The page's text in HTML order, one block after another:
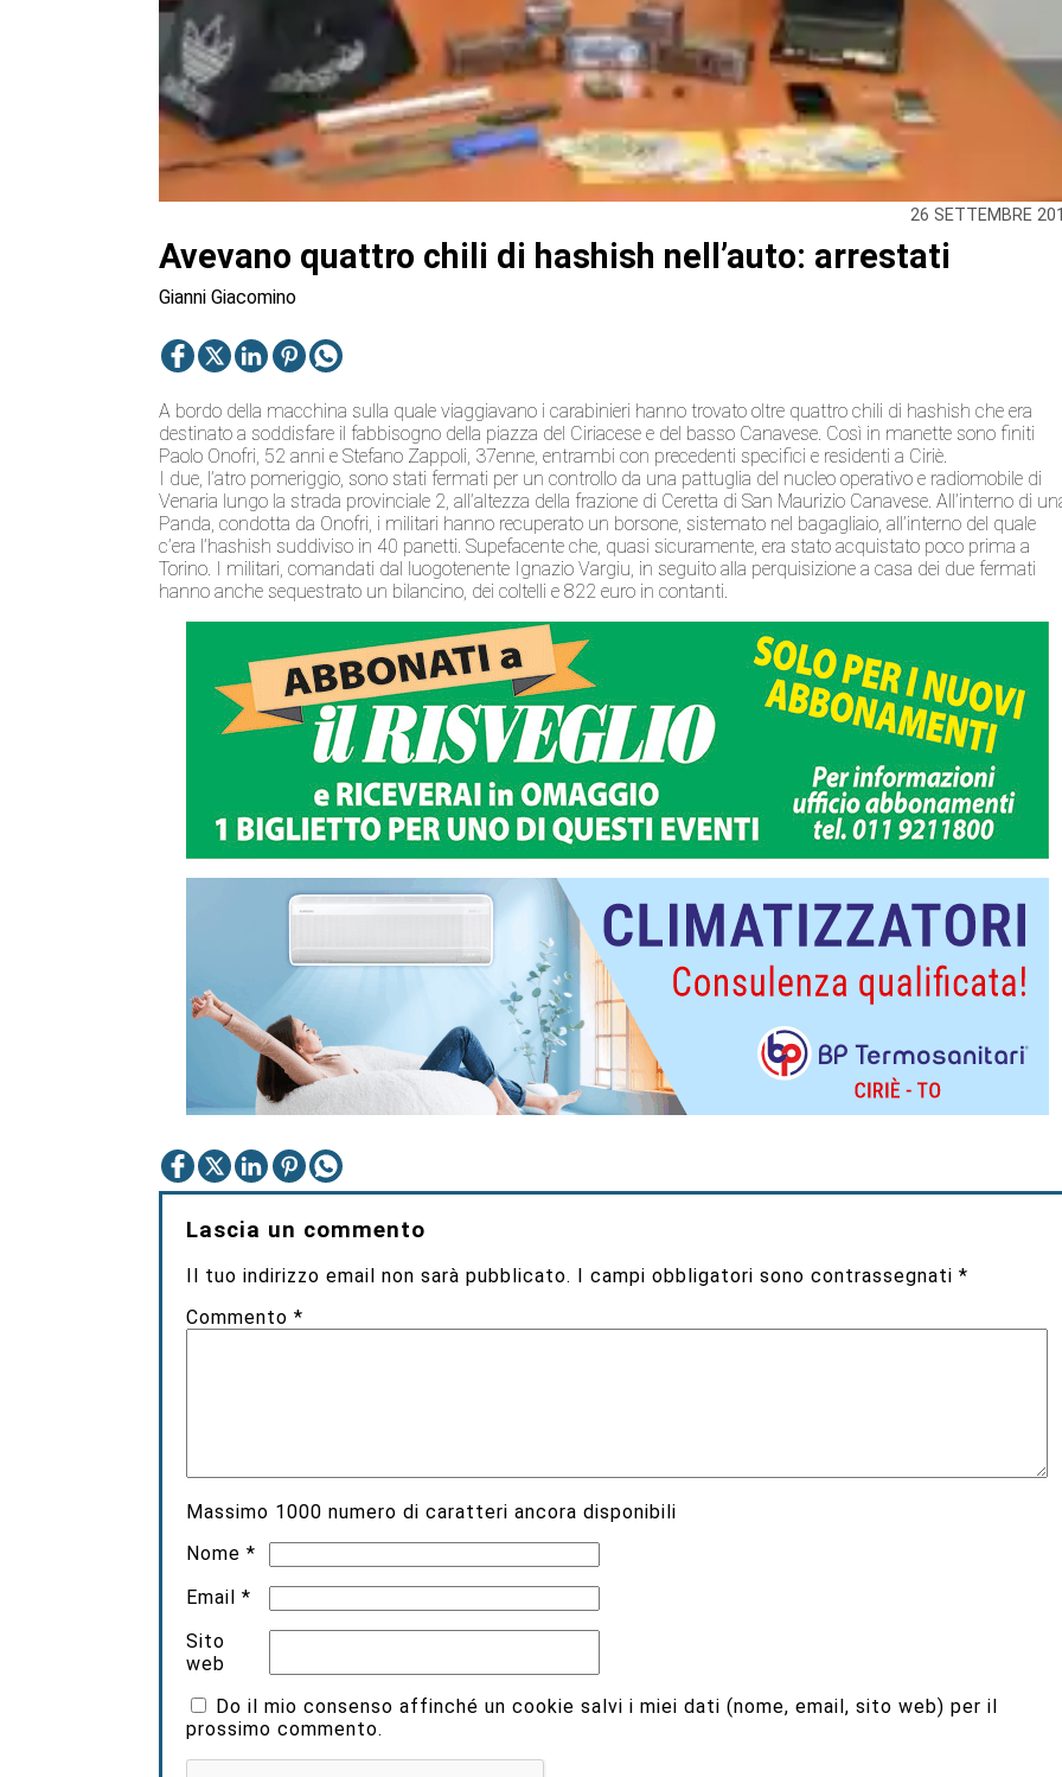
26 SETTEMBRE
Avevano quattro chili di hashish nell’auto: arrestati
Gianni Giacomino
A bordo della macchina sulla quale viaggiavano i carabinieri hanno trovato oltre quattro chili di hashish che era
destinato a soddisfare il fabbisogno della piazza del Ciriacese e del basso Canavese. Così in manette sono finiti
Paolo Onofri, 52 anni e Stefano Zappoli, 37enne, entrambi con precedenti specifici e residenti a Ciriè.
I due, l’atro pomeriggio, sono stati fermati per un controllo da una pattuglia del nucleo operativo e radiomobile di
Venaria lungo la strada provinciale 2, all’altezza della frazione di Ceretta di San Maurizio Canavese. All’interno di
Panda, condotta da Onofri, i militari hanno recuperato un borsone, sistemato nel bagagliaio, all’interno del quale
c’era l’hashish suddiviso in 40 panetti. Supefacente che, quasi sicuramente, era stato acquistato poco prima a
Torino. I militari, comandati dal luogotenente Ignazio Vargiu, in seguito alla perquisizione a casa dei due fermati
hanno anche sequestrato un bilancino, dei coltelli e 822 euro in contanti.
Lascia un commento
Il tuo indirizzo email non sarà pubblicato. I campi obbligatori sono contrassegnati*
Commento*
Massimo 1000 numero di caratteri ancora disponibili
Nome*
Email*
Sito
web
Do il mio consenso affinché un cookie salvi i miei dati (nome, email, sito web) per il
prossimo commento.